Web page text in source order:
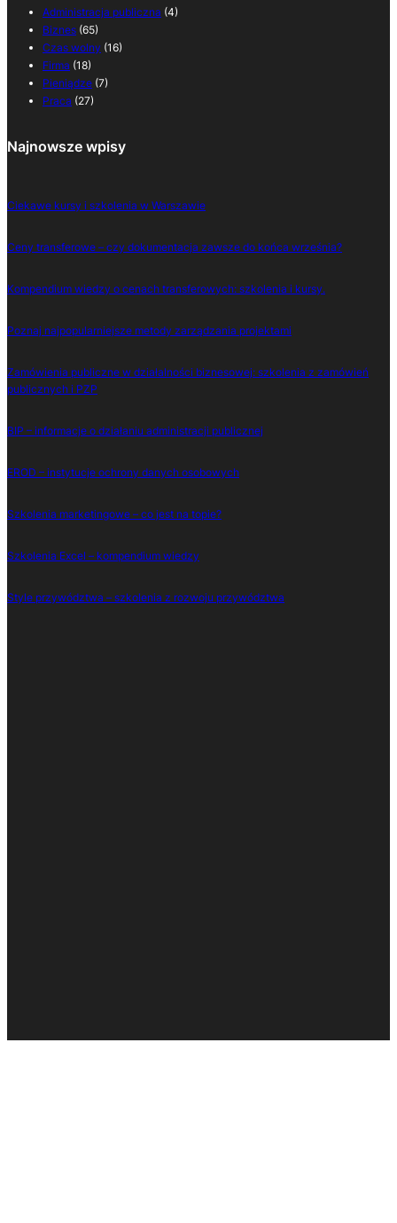
Administracja publiczna (4)
Biznes (65)
Czas wolny (16)
Firma (18)
Pieniądze (7)
Praca (27)
Najnowsze wpisy
Ciekawe kursy i szkolenia w Warszawie
Ceny transferowe – czy dokumentacja zawsze do końca września?
Kompendium wiedzy o cenach transferowych: szkolenia i kursy.
Poznaj najpopularniejsze metody zarządzania projektami
Zamówienia publiczne w działalności biznesowej: szkolenia z zamówień
publicznych i PZP
BIP – informacje o działaniu administracji publicznej
EROD – instytucje ochrony danych osobowych
Szkolenia marketingowe – co jest na topie?
Szkolenia Excel – kompendium wiedzy
Style przywództwa – szkolenia z rozwoju przywództwa